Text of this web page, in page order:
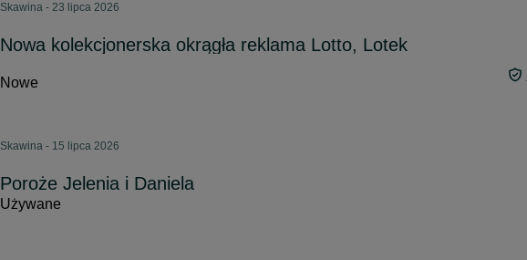
Skawina - 23 lipca 2026
Nowa kolekcjonerska okrągła reklama Lotto, Lotek
Nowe
Skawina - 15 lipca 2026
Poroże Jelenia i Daniela
Używane